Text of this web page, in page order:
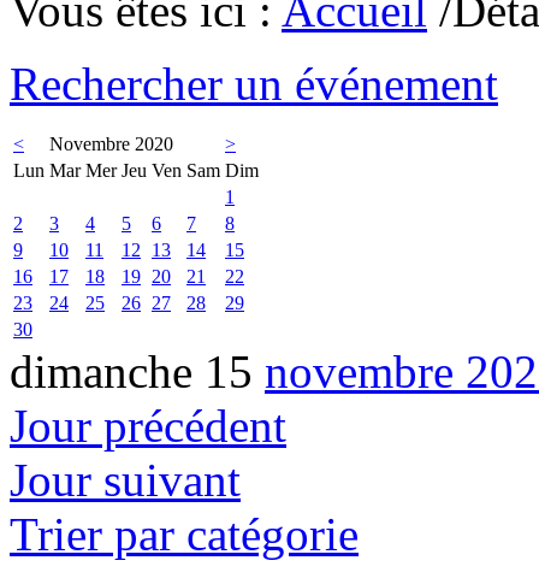
Rechercher un événement
< Novembre 2020
>
Lun Mar Mer Jeu Ven Sam Dim
1
2
3 4 5 6 7
8
9
10 11 12 13 14
15
16
17 18 19 20 21
22
23
24 25 26 27 28
29
30
dimanche 15 novembre
Jour précédent
Jour suivant
Trier par catégorie